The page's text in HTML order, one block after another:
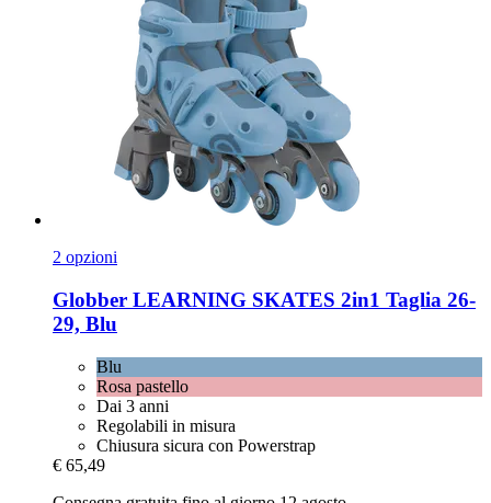
2 opzioni
Globber LEARNING SKATES 2in1 Taglia 26-​
29, Blu
Blu
Rosa pastello
Dai 3 anni
Regolabili in misura
Chiusura sicura con Powerstrap
€ 65,49